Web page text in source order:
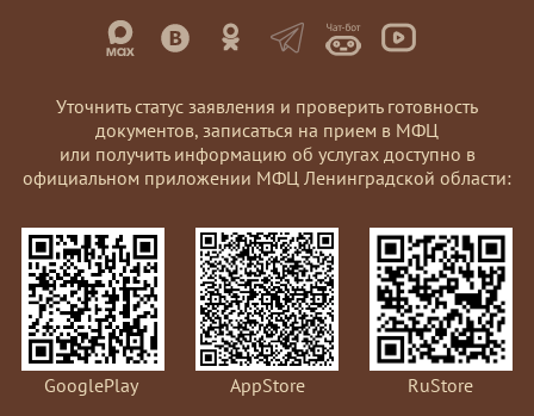
Уточнить статус заявления и проверить готовность
документов, записаться на прием в МФЦ
или получить информацию об услугах доступно в
официальном приложении МФЦ Ленинградской области:
GooglePlay AppStore
RuStore